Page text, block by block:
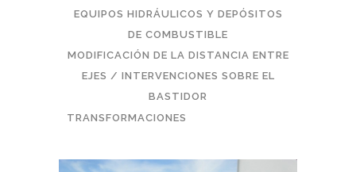
EQUIPOS HIDRÁULICOS Y DEPÓSITOS
DE COMBUSTIBLE
MODIFICACIÓN DE LA DISTANCIA ENTRE
EJES / INTERVENCIONES SOBRE EL
BASTIDOR
TRANSFORMACIONES